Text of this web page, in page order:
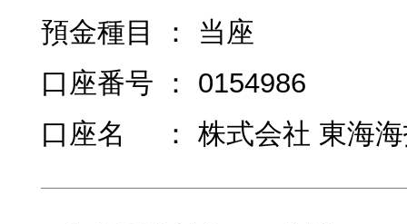
預金種目 ： 当座
口座番号 ： 0154986
口座名 ： 株式会社 東海海